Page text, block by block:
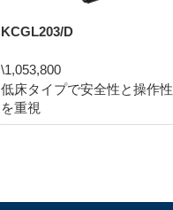
KCGL203/D
\1,053,800
低床タイプで安全性と操作性
を重視